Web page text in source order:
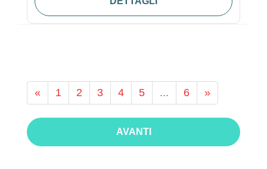
« 1 2 3 4 5 ... 6 »
AVANTI